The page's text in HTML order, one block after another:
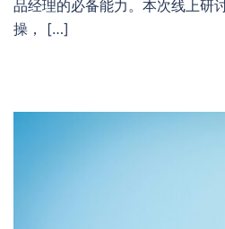
品经理的必备能力。本次线上研
操， […]